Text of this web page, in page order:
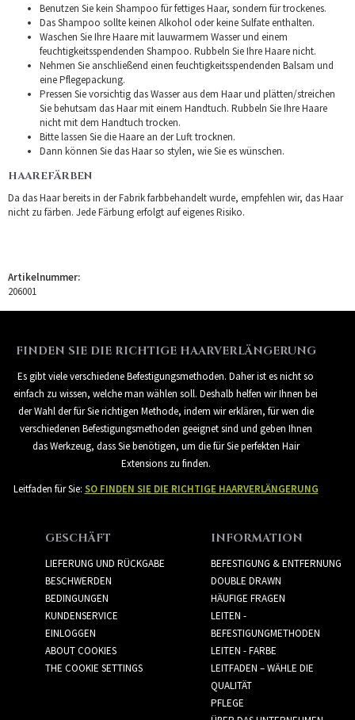
Benutzen Sie kein Shampoo für fettiges Haar, sondern für trockenes.
Das Shampoo sollte keinen Alkohol oder keine Sulfate enthalten.
Waschen Sie Ihre Haare mit lauwarmem Wasser und einem
feuchtigkeitsspendenden Shampoo. Rubbeln Sie Ihre Haare nicht.
Nehmen Sie anschließend einen feuchtigkeitsspendenden Balsam und
eine Pflegepackung.
Pressen Sie vorsichtig das Wasser aus dem Haar und plätten/streichen
Sie behutsam das Haar mit einem Handtuch. Rubbeln Sie Ihre Haare
nicht mit dem Handtuch trocken.
Bitte lassen Sie die Haare an der Luft trocknen.
Dann können Sie das Haar so stylen, wie Sie es wünschen.
HAAREFÄRBEN
Da das Haar bereits in der Fabrik farbbehandelt wurde, empfehlen wir, das Haar
nicht zu färben. Jede Färbung erfolgt auf eigenes Risiko.
Artikelnummer:
206001
FINDEN SIE DIE RICHTIGE HAARVERLÄNGERUNG
Es gibt viele verschiedene Befestigungsmethoden. Daher ist es nicht so
einfach zu wissen, welche man wählen soll. Deshalb helfen wir Ihnen bei
der Wahl der für Sie richtigen Methode, indem wir erklären, für wen die
verschiedenen Befestigungsmethoden geeignet sind und geben Ihnen
das Werkzeug, dass Sie benötigen, um die für Sie perfekten Hair
Extensions zu finden.
Leitfaden für Sie: SO FINDEN SIE DIE RICHTIGE HAARVERLÄNGERUNG
GESCHÄFT
LIEFERUNG UND RÜCKGABE
BESCHWERDEN
BEDINGUNGEN
KUNDENSERVICE
EINLOGGEN
ABOUT COOKIES
THE COOKIE SETTINGS
INFORMATION
BEFESTIGUNG & ENTFERNUNG
DOUBLE DRAWN
HÄUFIGE FRAGEN
LEITEN -
BEFESTIGUNGMETHODEN
LEITEN - FARBE
LEITFADEN – WÄHLE DIE
QUALITÄT
PFLEGE